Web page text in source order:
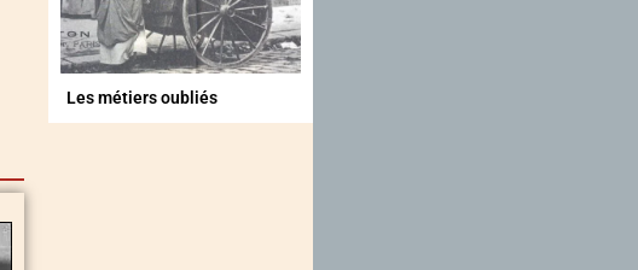
Les métiers oubliés